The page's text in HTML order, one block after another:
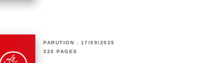
PARUTION : 17/09/2025
320 PAGES